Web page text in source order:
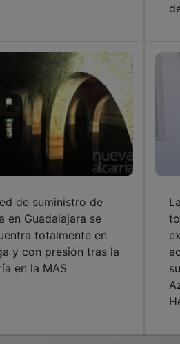
de suministro de
en Guadalajara se
totalmente en
y con presión tras la
en la MAS